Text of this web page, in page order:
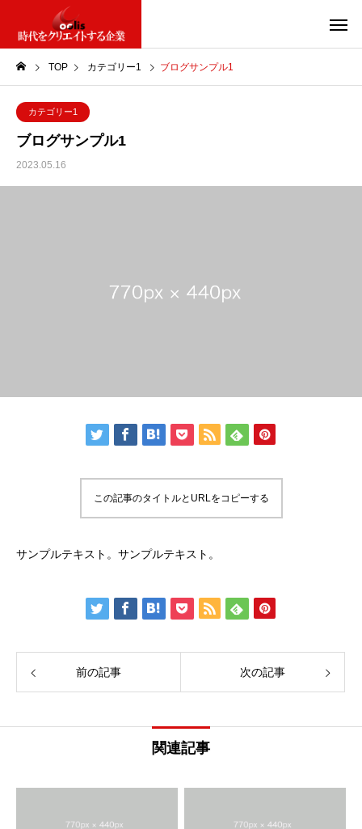
TOP カテゴリー1 ブログサンプル1
カテゴリー1
ブログサンプル1
2023.05.16
この記事のタイトルとURLをコピーする
サンプルテキスト。サンプルテキスト。
前の記事 次の記事
関連記事